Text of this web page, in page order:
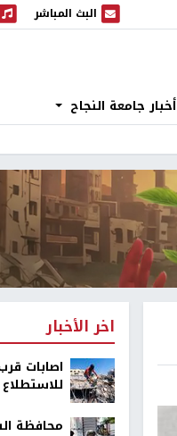
البث المباشر
البث المباشر
أخبار جامعة النجاح
اخر الأخبار
اصابات
محافظة